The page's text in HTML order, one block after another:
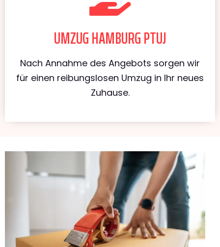
UMZUG HAMBURG PTUJ
Nach Annahme des Angebots sorgen wir
für einen reibungslosen Umzug in Ihr neues
Zuhause.